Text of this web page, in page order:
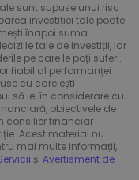
sunt supuse unui risc
investiției tale poate
înapoi suma
tale de investiții, iar
pe care le poți suferi.
fiabil al performanței
cu care ești
să iei în considerare cu
obiectivele de
consilier financiar
Acest material nu
mai multe informații,
și Avertisment de